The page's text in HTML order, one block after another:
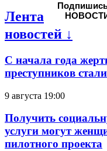
Лента
новостей ↓
С начала года
преступников
9 августа 19:00
Получить
услуги могут
пилотного проекта